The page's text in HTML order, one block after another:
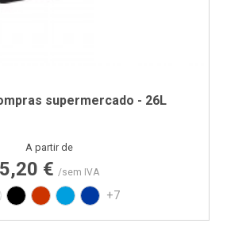
supermercado - 26L
Preço
A partir de
5,20 € /sem IVA
Preto Vermelho RAL3020
Azul PAN 299C
Azul PAN 293C
+7